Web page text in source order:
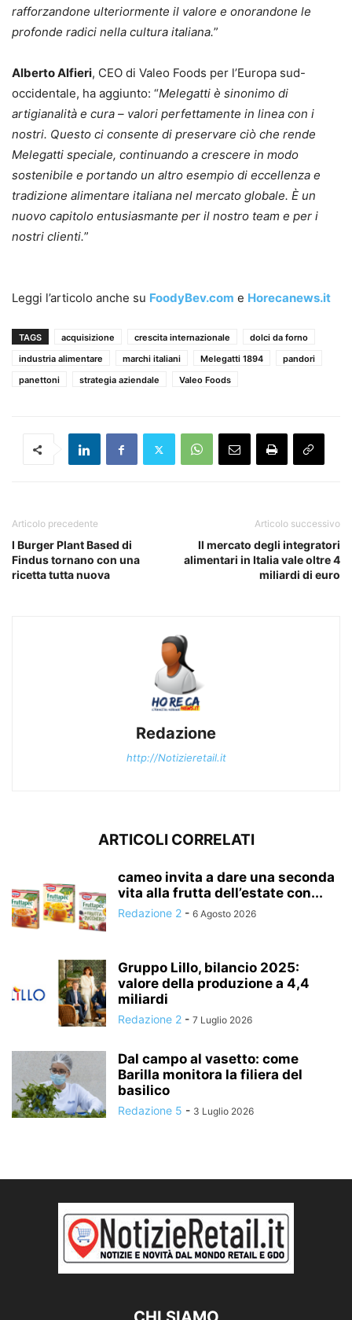
rafforzandone ulteriormente il valore e onorandone le
profonde radici nella cultura italiana.”
Alberto Alfieri, CEO di Valeo Foods per l’Europa sud-
occidentale, ha aggiunto: “Melegatti è sinonimo di
artigianalità e cura – valori perfettamente in linea con i
nostri. Questo ci consente di preservare ciò che rende
Melegatti speciale, continuando a crescere in modo
sostenibile e portando un altro esempio di eccellenza e
tradizione alimentare italiana nel mercato globale. È un
nuovo capitolo entusiasmante per il nostro team e per i
nostri clienti.”
Leggi l’articolo anche su FoodyBev.com e Horecanews.it
TAGS acquisizione crescita internazionale
dolci da forno
industria alimentare
marchi italiani Melegatti 1894
pandori
panettoni
strategia aziendale Valeo Foods
Articolo precedente
I Burger Plant Based di
Findus tornano con una
ricetta tutta nuova
Articolo successivo
Il mercato degli integratori
alimentari in Italia vale oltre 4
miliardi di euro
Redazione
http://Notizieretail.it
ARTICOLI CORRELATI
cameo invita a dare una seconda
vita alla frutta dell’estate con...
Redazione 2 - 6 Agosto 2026
Gruppo Lillo, bilancio 2025:
valore della produzione a 4,4
miliardi
Redazione 2 - 7 Luglio 2026
Dal campo al vasetto: come
Barilla monitora la filiera del
basilico
Redazione 5 - 3 Luglio 2026